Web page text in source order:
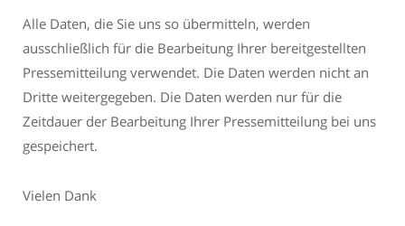
Alle Daten, die Sie uns so übermitteln, werden
ausschließlich für die Bearbeitung Ihrer bereitgestellten
Pressemitteilung verwendet. Die Daten werden nicht an
Dritte weitergegeben. Die Daten werden nur für die
Zeitdauer der Bearbeitung Ihrer Pressemitteilung bei uns
gespeichert.
Vielen Dank